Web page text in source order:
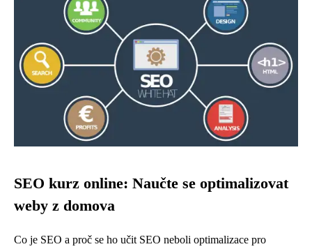
SEO kurz online: Naučte se optimalizovat
weby z domova
Co je SEO a proč se ho učit SEO neboli optimalizace pro